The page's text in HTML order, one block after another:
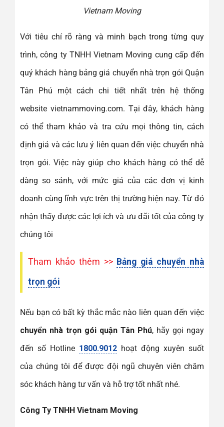
Vietnam Moving
Với tiêu chí rõ ràng và minh bạch trong từng quy
trình, công ty TNHH Vietnam Moving cung cấp đến
quý khách hàng bảng giá chuyển nhà trọn gói Quận
Tân Phú một cách chi tiết nhất trên hệ thống
website vietnammoving.com. Tại đây, khách hàng
có thể tham khảo và tra cứu mọi thông tin, cách
định giá và các lưu ý liên quan đến việc chuyển nhà
trọn gói. Việc này giúp cho khách hàng có thể dễ
dàng so sánh, với mức giá của các đơn vị kinh
doanh cùng lĩnh vực trên thị trường hiện nay. Từ đó
nhận thấy được các lợi ích và ưu đãi tốt của công ty
chúng tôi
Tham khảo thêm >> Bảng giá chuyển nhà
trọn gói
Nếu bạn có bất kỳ thắc mắc nào liên quan đến việc
chuyển nhà trọn gói quận Tân Phú, hãy gọi ngay
đến số Hotline 1800.9012 hoạt động xuyên suốt
của chúng tôi để được đội ngũ chuyên viên chăm
sóc khách hàng tư vấn và hỗ trợ tốt nhất nhé.
Công Ty TNHH Vietnam Moving